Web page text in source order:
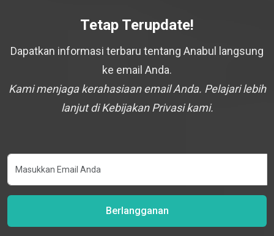
Tetap Terupdate!
Dapatkan informasi terbaru tentang Anabul langsung
ke email Anda.
Kami menjaga kerahasiaan email Anda. Pelajari lebih
lanjut di Kebijakan Privasi kami.
Berlangganan